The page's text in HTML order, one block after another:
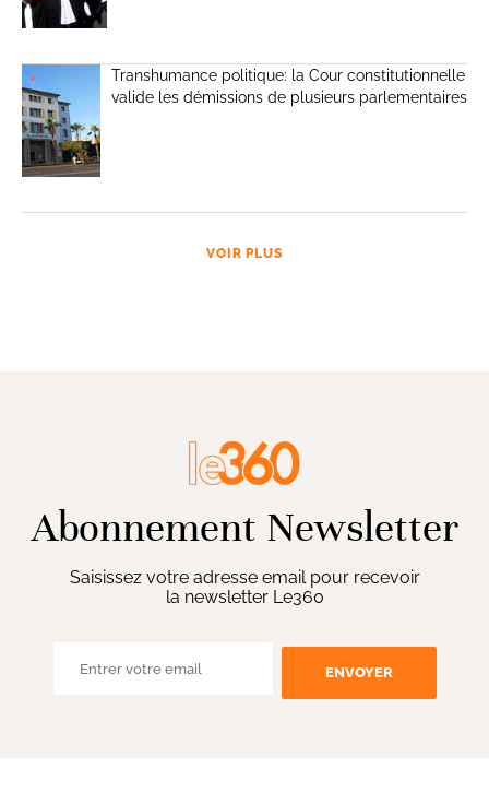
Transhumance politique: la Cour constitutionnelle
valide les démissions de plusieurs parlementaires
VOIR PLUS
Abonnement Newsletter
Saisissez votre adresse email pour recevoir
la newsletter Le360
ENVOYER